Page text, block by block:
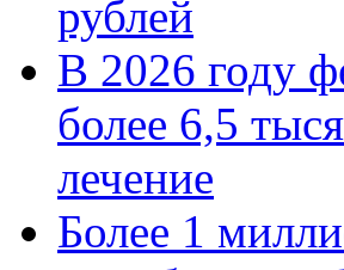
рублей
В 2026 году
более 6,5
лечение
Более 1